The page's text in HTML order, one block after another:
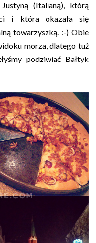
(Italianą), którą
i która okazała się
towarzyszką. :-) Obie
morza, dlatego tuż
podziwiać Bałtyk